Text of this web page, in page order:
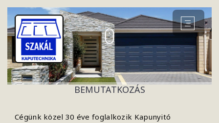
BEMUTATKOZÁS
Cégünk közel 30 éve foglalkozik Kapunyitó